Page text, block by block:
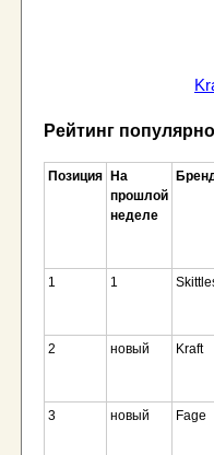
Рейтинг
Позиция
На
прошлой
неделе
1 1
2 новый Kraft
3 новый Fage